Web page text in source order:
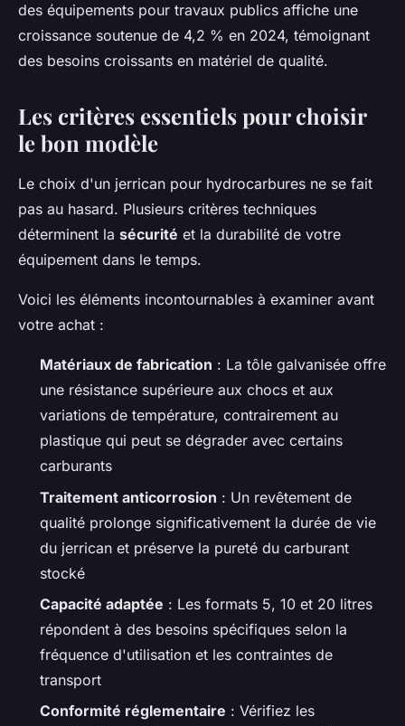
des équipements pour travaux publics affiche une
croissance soutenue de 4,2 % en 2024, témoignant
des besoins croissants en matériel de qualité.
Les critères essentiels pour choisir
le bon modèle
Le choix d'un jerrican pour hydrocarbures ne se fait
pas au hasard. Plusieurs critères techniques
déterminent la sécurité et la durabilité de votre
équipement dans le temps.
Voici les éléments incontournables à examiner avant
votre achat :
Matériaux de fabrication : La tôle galvanisée offre
une résistance supérieure aux chocs et aux
variations de température, contrairement au
plastique qui peut se dégrader avec certains
carburants
Traitement anticorrosion : Un revêtement de
qualité prolonge significativement la durée de vie
du jerrican et préserve la pureté du carburant
stocké
Capacité adaptée : Les formats 5, 10 et 20 litres
répondent à des besoins spécifiques selon la
fréquence d'utilisation et les contraintes de
transport
Conformité réglementaire : Vérifiez les